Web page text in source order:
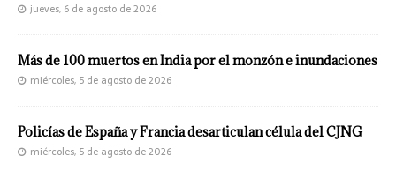
jueves, 6 de agosto de 2026
Más de 100 muertos en India por el monzón e inundaciones
miércoles, 5 de agosto de 2026
Policías de España y Francia desarticulan célula del CJNG
miércoles, 5 de agosto de 2026